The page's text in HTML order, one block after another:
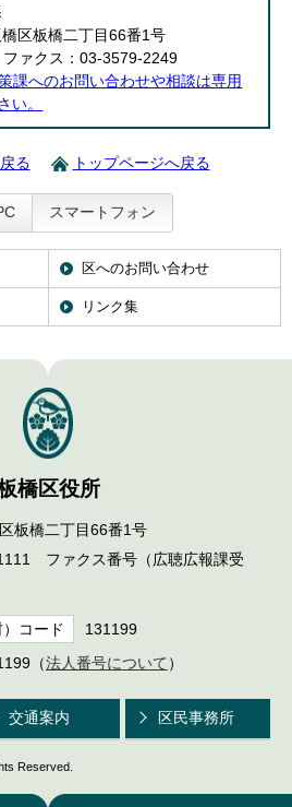
区板橋二丁目66番1号
ァクス：03-3579-2249
課へのお問い合わせや相談は専用
い。
る トップページへ戻る
スマートフォン
区へのお問い合わせ
リンク集
橋区役所
板橋二丁目66番1号
ファクス番号（広聴広報課受
コード 131199
（法人番号について ）
交通案内 区民事務所
Reserved.